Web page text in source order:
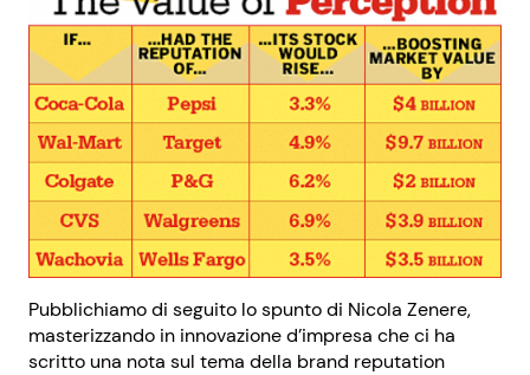
Pubblichiamo di seguito lo spunto di Nicola Zenere,
masterizzando in innovazione d’impresa che ci ha
scritto una nota sul tema della brand reputation